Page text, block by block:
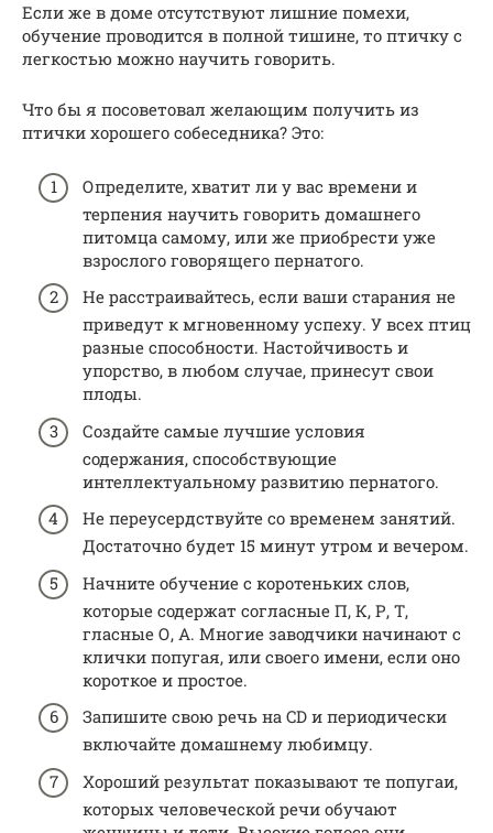
Если же в доме отсутствуют лишние помехи,
обучение проводится в полной тишине, то птичку с
легкостью можно научить говорить.
Что бы я посоветовал желающим получить из
птички хорошего собеседника? Это:
Определите, хватит ли у вас времени и
терпения научить говорить домашнего
питомца самому, или же приобрести уже
взрослого говорящего пернатого.
Не расстраивайтесь, если ваши старания не
приведут к мгновенному успеху. У всех птиц
разные способности. Настойчивость и
упорство, в любом случае, принесут свои
плоды.
Создайте самые лучшие условия
содержания, способствующие
интеллектуальному развитию пернатого.
Не переусердствуйте со временем занятий.
Достаточно будет 15 минут утром и вечером.
Начните обучение с коротеньких слов,
которые содержат согласные П, К, Р, Т,
гласные О, А. Многие заводчики начинают с
клички попугая, или своего имени, если оно
короткое и простое.
Запишите свою речь на CD и периодически
включайте домашнему любимцу.
Хороший результат показывают те попугаи,
которых человеческой речи обучают